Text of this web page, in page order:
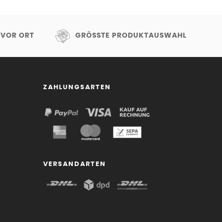
ORT GRÖSSTE PRODUKTAUSWAHL
ZAHLUNGSARTEN
VERSANDARTEN